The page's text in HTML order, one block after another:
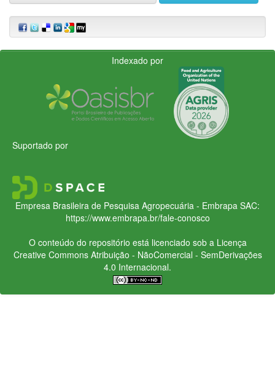
Indexado por
Suportado por
Empresa Brasileira de Pesquisa Agropecuária - Embrapa SAC:
https://www.embrapa.br/fale-conosco
O conteúdo do repositório está licenciado sob a Licença
Creative CommonsAtribuição - NãoComercial - SemDerivações
4.0 Internacional.